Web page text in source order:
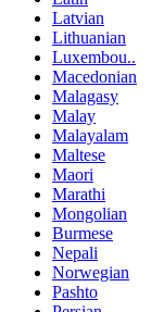
Latvian
Lithuanian
Luxembou..
Macedonian
Malagasy
Malay
Malayalam
Maltese
Maori
Marathi
Mongolian
Burmese
Nepali
Norwegian
Pashto